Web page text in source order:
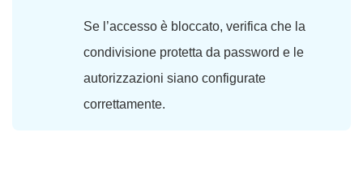
Se l’accesso è bloccato, verifica che la
condivisione protetta da password e le
autorizzazioni siano configurate
correttamente.